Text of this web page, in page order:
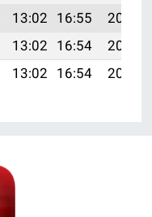
13:02 16:55
20:09
13:02 16:54
20:07
13:02 16:54 20:06